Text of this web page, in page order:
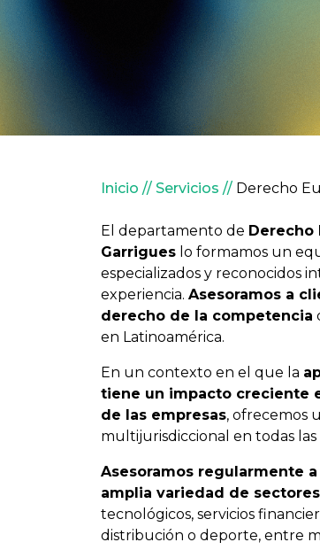
Sobrescribir
Inicio Servicios Derecho
El departamento de Derecho
Garrigues lo formamos un
especializados y reconocidos
experiencia. Asesoramos a
derecho de la competencia
en Latinoamérica.
En un contexto en el que la
tiene un impacto creciente
de las empresas, ofrecemos
multijurisdiccional en todas las
Asesoramos regularmente
amplia variedad de
tecnológicos, servicios
distribución o deporte, entre